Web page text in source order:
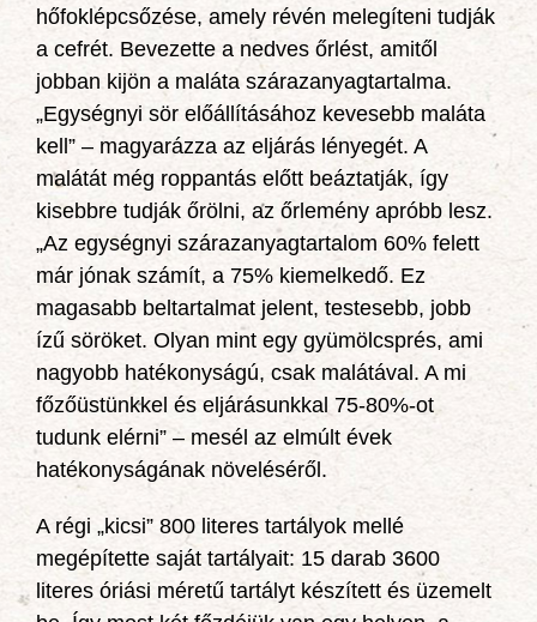
hőfoklépcsőzése, amely révén melegíteni tudják
a cefrét. Bevezette a nedves őrlést, amitől
jobban kijön a maláta szárazanyagtartalma.
„Egységnyi sör előállításához kevesebb maláta
kell” – magyarázza az eljárás lényegét. A
malátát még roppantás előtt beáztatják, így
kisebbre tudják őrölni, az őrlemény apróbb lesz.
„Az egységnyi szárazanyagtartalom 60% felett
már jónak számít, a 75% kiemelkedő. Ez
magasabb beltartalmat jelent, testesebb, jobb
ízű söröket. Olyan mint egy gyümölcsprés, ami
nagyobb hatékonyságú, csak malátával. A mi
főzőüstünkkel és eljárásunkkal 75-80%-ot
tudunk elérni” – mesél az elmúlt évek
hatékonyságának növeléséről.
A régi „kicsi” 800 literes tartályok mellé
megépítette saját tartályait: 15 darab 3600
literes óriási méretű tartályt készített és üzemelt